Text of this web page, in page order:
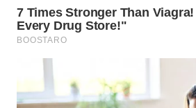
DANAU
TOBA
WN